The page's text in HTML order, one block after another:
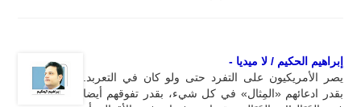
إبراهيم الحكيم / لا ميديا -
يصر الأمريكيون على التفرد حتى ولو كان في التعربد.
بقدر ادعائهم «المِثال» في كل شيء، بقدر تفوقهم أيضا